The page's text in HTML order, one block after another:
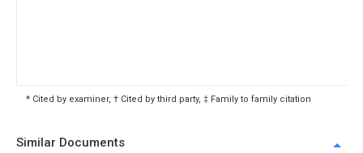
* Cited by examiner, † Cited by third party, ‡ Family to family citation
Similar Documents